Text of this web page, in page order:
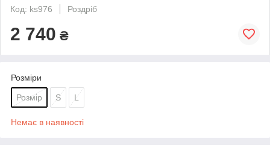
Код: ks976
Роздріб
2 740 ₴
Розміри
Розмір S L
Немає в наявності